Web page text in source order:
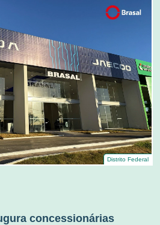
Distrito Federal
concessionárias